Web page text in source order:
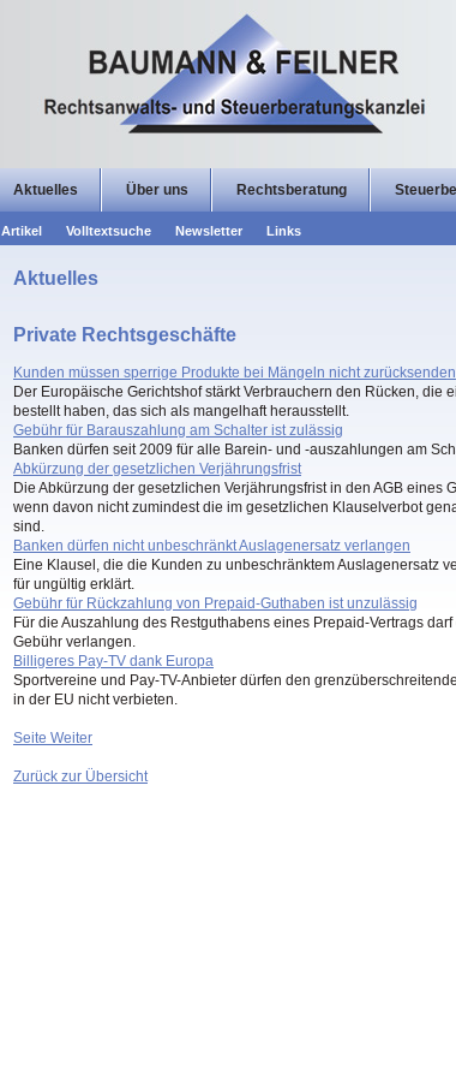
Aktuelles Über uns Rechtsberatung
Artikel Volltextsuche Newsletter Links
Aktuelles
Private Rechtsgeschäfte
Kunden müssen sperrige Produkte bei Mängeln nicht zurücksenden
Der Europäische Gerichtshof stärkt Verbrauchern den Rücken, die
bestellt haben, das sich als mangelhaft herausstellt.
Gebühr für Barauszahlung am Schalter ist zulässig
Banken dürfen seit 2009 für alle Barein- und -auszahlungen am
Abkürzung der gesetzlichen Verjährungsfrist
Die Abkürzung der gesetzlichen Verjährungsfrist in den AGB eines
wenn davon nicht zumindest die im gesetzlichen Klauselverbot
sind.
Banken dürfen nicht unbeschränkt Auslagenersatz verlangen
Eine Klausel, die die Kunden zu unbeschränktem Auslagenersatz
für ungültig erklärt.
Gebühr für Rückzahlung von Prepaid-Guthaben ist unzulässig
Für die Auszahlung des Restguthabens eines Prepaid-Vertrags
Gebühr verlangen.
Billigeres Pay-TV dank Europa
Sportvereine und Pay-TV-Anbieter dürfen den
in der EU nicht verbieten.
Seite Weiter
Zurück zur Übersicht